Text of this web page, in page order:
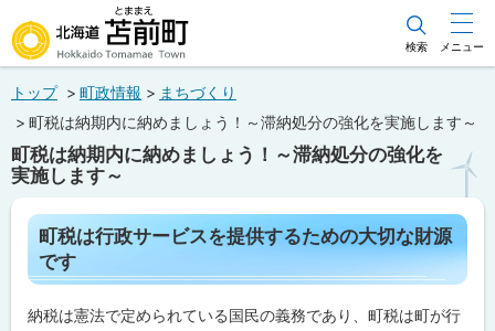
文
メ
ュ
ー
北海道苫前町
Hokkaido Tomamae Town
検索 メニュー
トップ 町政情報
まちづくり
町税は納期内に納めましょう！～滞納処分の強化を実施します～
町税は納期内に納めましょう！～滞納処分の強化を
実施します～
ペ
ー
ジ
内
次
町税は行政サービスを提供するための大切な財源
です
納税は憲法で定められている国民の義務であり、町税は町が行